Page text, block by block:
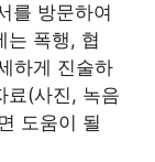
를 방문하여
는 폭행, 협
하게 진술하
료(사진, 녹음
도움이 될